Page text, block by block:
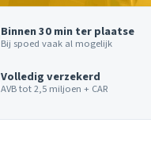
Binnen 30 min ter plaatse
Bij spoed vaak al mogelijk
Volledig verzekerd
AVB tot 2,5 miljoen + CAR